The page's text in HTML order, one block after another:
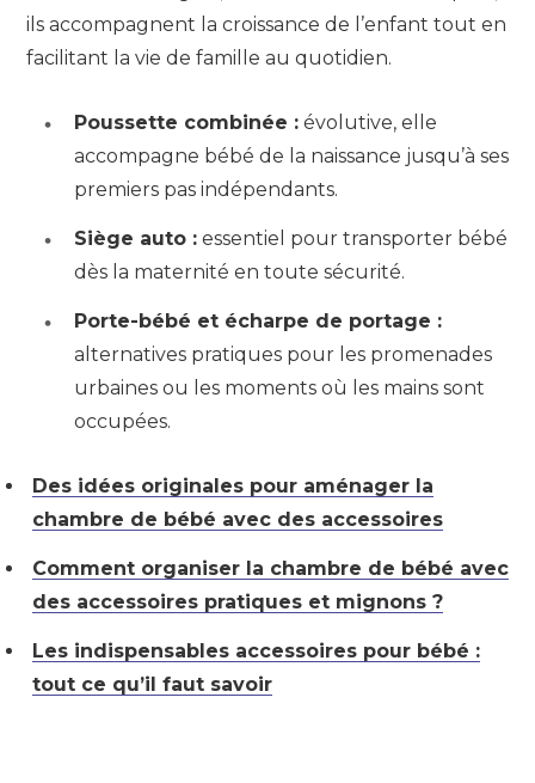
ils accompagnent la croissance de l’enfant tout en
facilitant la vie de famille au quotidien.
Poussette combinée : évolutive, elle
accompagne bébé de la naissance jusqu’à ses
premiers pas indépendants.
Siège auto : essentiel pour transporter bébé
dès la maternité en toute sécurité.
Porte-bébé et écharpe de portage :
alternatives pratiques pour les promenades
urbaines ou les moments où les mains sont
occupées.
Des idées originales pour aménager la
chambre de bébé avec des accessoires
Comment organiser la chambre de bébé avec
des accessoires pratiques et mignons ?
Les indispensables accessoires pour bébé :
tout ce qu’il faut savoir